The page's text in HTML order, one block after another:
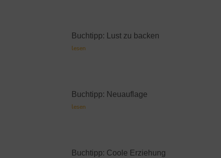
Buchtipp: Lust zu backen
lesen
Buchtipp: Neuauflage
lesen
Buchtipp: Coole Erziehung